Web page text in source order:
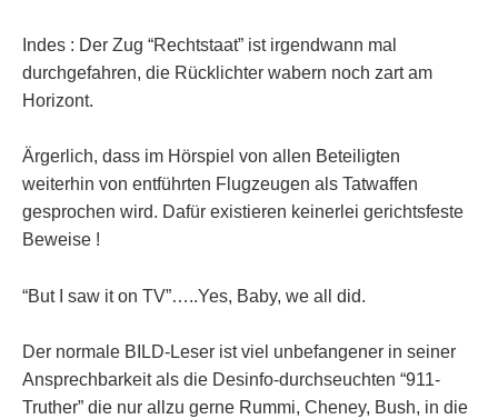
Indes : Der Zug “Rechtstaat” ist irgendwann mal
durchgefahren, die Rücklichter wabern noch zart am
Horizont.
Ärgerlich, dass im Hörspiel von allen Beteiligten
weiterhin von entführten Flugzeugen als Tatwaffen
gesprochen wird. Dafür existieren keinerlei gerichtsfeste
Beweise !
“But I saw it on TV”…..Yes, Baby, we all did.
Der normale BILD-Leser ist viel unbefangener in seiner
Ansprechbarkeit als die Desinfo-durchseuchten “911-
Truther” die nur allzu gerne Rummi, Cheney, Bush, in die